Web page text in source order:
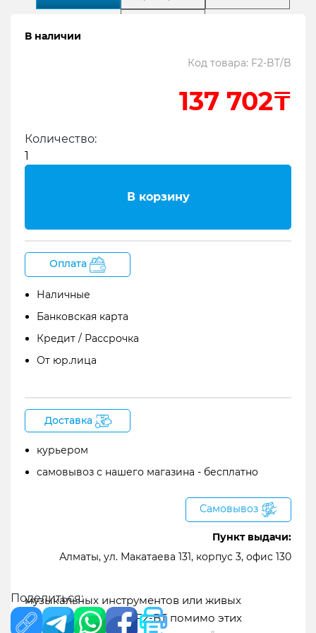
Zoom F2-BT – компактный рекордер с
5Входы и выходы
6Комплектация
Zoom F2-BT – компактный рекордер с
беспроводной связью
Компактные полевые рекордеры могут быть
заключается в лёгкости транспортировки. Это
музыкальных инструментов или живых
выступлений. Zoom F2-BT помимо этих
В наличии
Код товара: F2-BT/B
137 702₸
Количество:
В корзину
Оплата
Наличные
Банковская карта
Кредит / Рассрочка
От юр.лица
Доставка
курьером
самовывоз с нашего магазина - бесплатно
Самовывоз
Пункт выдачи:
Алматы, ул. Макатаева 131, корпус 3, офис 130
Поделиться: